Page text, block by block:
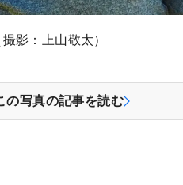
影：上山敬太）
の写真の記事を読む